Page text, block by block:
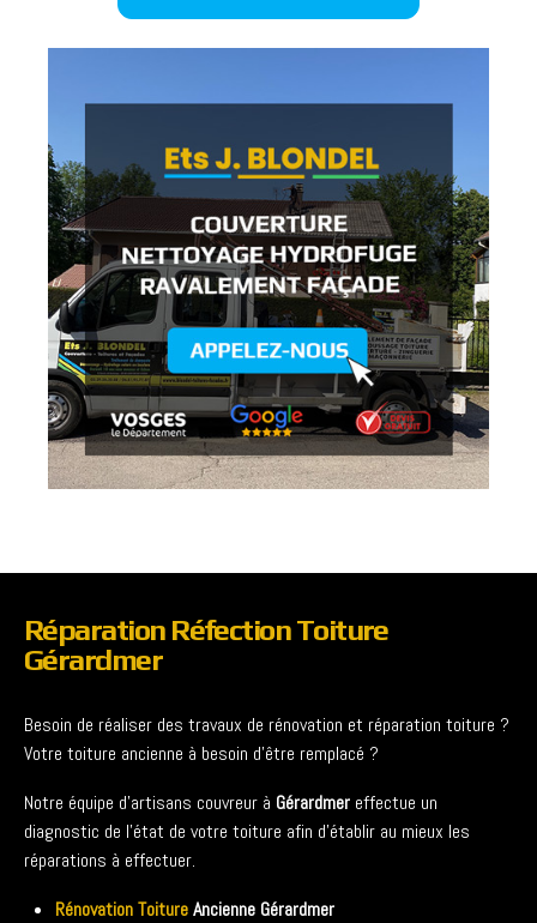
Réparation Réfection Toiture
Gérardmer
Besoin de réaliser des travaux de rénovation et réparation toiture ?
Votre toiture ancienne à besoin d’être remplacé ?
Notre équipe d’artisans couvreur à Gérardmer effectue un
diagnostic de l’état de votre toiture afin d’établir au mieux les
réparations à effectuer.
Rénovation ToitureAncienne Gérardmer